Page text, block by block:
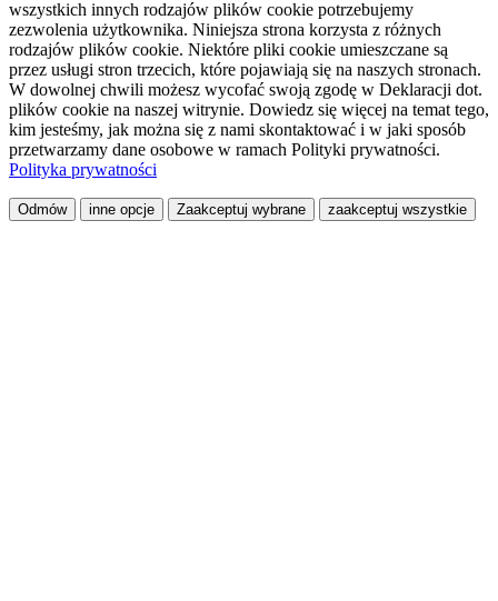
wszystkich innych rodzajów plików cookie potrzebujemy
zezwolenia użytkownika. Niniejsza strona korzysta z różnych
rodzajów plików cookie. Niektóre pliki cookie umieszczane są
przez usługi stron trzecich, które pojawiają się na naszych stronach.
W dowolnej chwili możesz wycofać swoją zgodę w Deklaracji dot.
plików cookie na naszej witrynie. Dowiedz się więcej na temat tego,
kim jesteśmy, jak można się z nami skontaktować i w jaki sposób
przetwarzamy dane osobowe w ramach Polityki prywatności.
Polityka prywatności
Odmów inne opcje Zaakceptuj wybrane zaakceptuj wszystkie